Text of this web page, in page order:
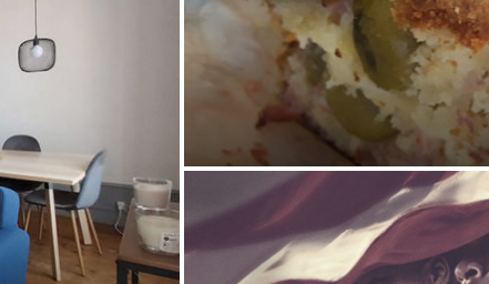
Cake aux olives et au jambon
0 Commentaires